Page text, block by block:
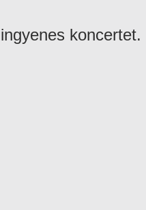
koncertet.